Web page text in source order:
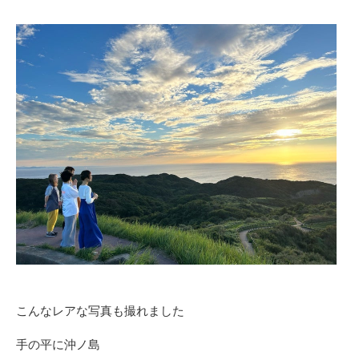
こんなレアな写真も撮れました
手の平に沖ノ島